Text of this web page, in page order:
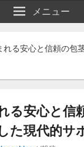
メニュー
れる安心と信頼の包
る安心と信
た現代的サ